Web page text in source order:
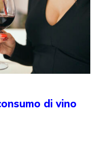
di vino